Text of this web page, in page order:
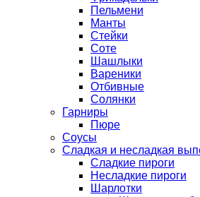
Пельмени
Манты
Стейки
Соте
Шашлыки
Вареники
Отбивные
Солянки
Гарниры
Пюре
Соусы
Сладкая и несладкая
Сладкие пироги
Несладкие пироги
Шарлотки